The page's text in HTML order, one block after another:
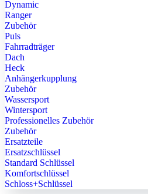
Dynamic
Ranger
Zubehör
Puls
Fahrradträger
Dach
Heck
Anhängerkupplung
Zubehör
Wassersport
Wintersport
Professionelles Zubehör
Zubehör
Ersatzteile
Ersatzschlüssel
Standard Schlüssel
Komfortschlüssel
Schloss+Schlüssel